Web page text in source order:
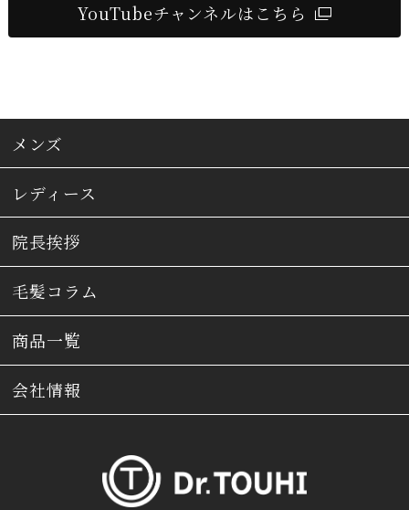
YouTubeチャンネルはこちら
メンズ
レディース
院長挨拶
毛髪コラム
商品一覧
会社情報